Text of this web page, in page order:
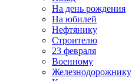
На день рождения
На юбилей
Нефтянику
Строителю
23 февраля
Военному
Железнодорожнику